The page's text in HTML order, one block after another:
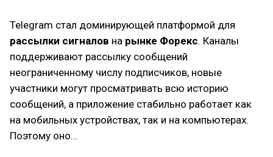
Telegram стал доминирующей платформой для
рассылки сигналов на рынке Форекс. Каналы
поддерживают рассылку сообщений
неограниченному числу подписчиков, новые
участники могут просматривать всю историю
сообщений, а приложение стабильно работает как
на мобильных устройствах, так и на компьютерах.
Поэтому оно…